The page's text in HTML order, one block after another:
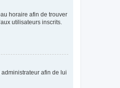
horaire afin de trouver
utilisateurs inscrits.
afin de lui